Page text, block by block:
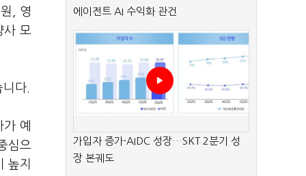
영
사 모
니다
예
심으
높지
에이전트 AI 수익화 관건
가입자 증가·AIDC 성장…SKT 2분기 성
장 본궤도